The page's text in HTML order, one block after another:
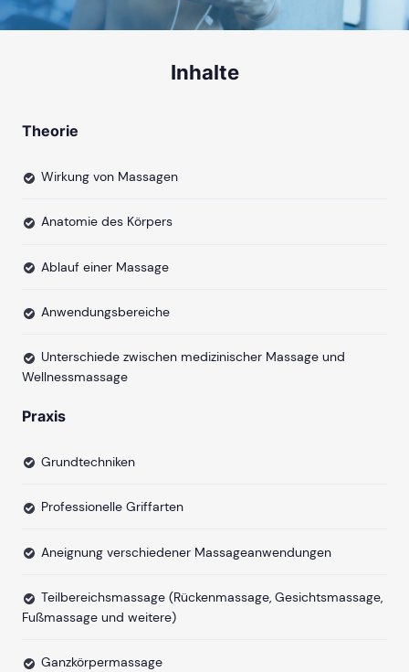
Inhalte
Theorie
Wirkung von Massagen
Anatomie des Körpers
Ablauf einer Massage
Anwendungsbereiche
Unterschiede zwischen medizinischer Massage und
Wellnessmassage
Praxis
Grundtechniken
Professionelle Griffarten
Aneignung verschiedener Massageanwendungen
Teilbereichsmassage (Rückenmassage, Gesichtsmassage,
Fußmassage und weitere)
Ganzkörpermassage